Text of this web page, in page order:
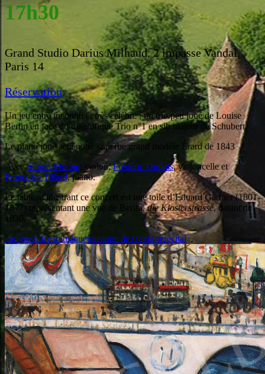
17h30
Grand Studio Darius Milhaud, 2 impasse Vandal,
Paris 14
Réservation
Un jeu entre inconnu et très célèbre ; un trio peu joué de Louise
Bertin en face du magnifique Trio n°1 en sib majeur de Schubert.
Le piano joué sera notre superbe grand modèle Érard de 1843
AvecSimon Milone , violon,Frédéric Dupuis, violoncelle et
Françoise Tillard, piano.
Le tableau illustrant ce concert est une toile d’Eduard Gärtner (1801-
1877) représentant une vue de Berlin,die Klosterstrasse, datant de
1830.
compositricesmusiquemusique de chambrerécital